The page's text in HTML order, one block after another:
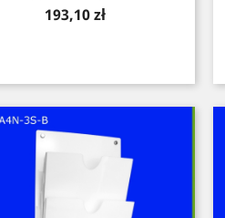
Cena
193,10 zł